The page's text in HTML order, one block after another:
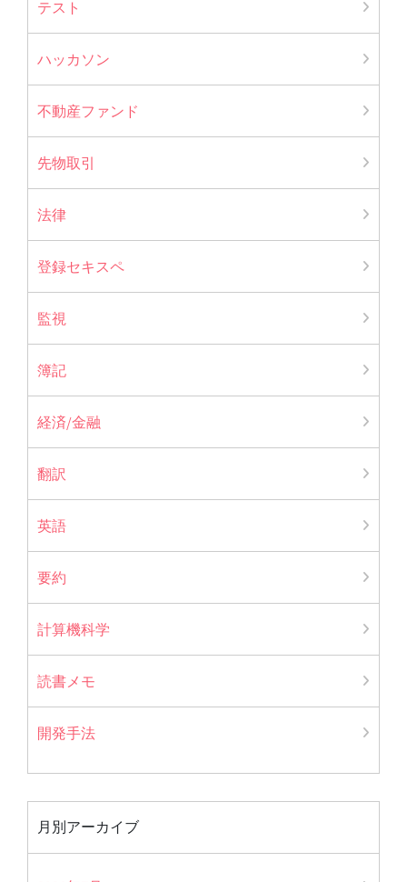
テスト
ハッカソン
不動産ファンド
先物取引
法律
登録セキスペ
監視
簿記
経済/金融
翻訳
英語
要約
計算機科学
読書メモ
開発手法
月別アーカイブ